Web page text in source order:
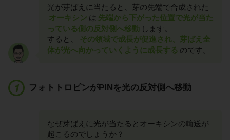
光が芽ばえに当たると、芽の先端で合成された
オーキシン は 先端から下がった位置で光が当た
っている側の反対側へ移動 します。
すると、
その領域で成長が促進され、芽ばえ全
体が光へ向かっていくように成長する のです。
フォトトロピンがPINを光の反対側へ移動
なぜ芽ばえに光が当たるとオーキシンの輸送が
起こるのでしょうか？